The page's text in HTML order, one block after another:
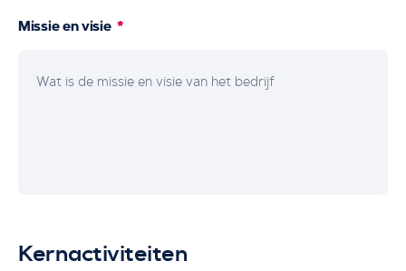
Missie en visie
Kernactiviteiten